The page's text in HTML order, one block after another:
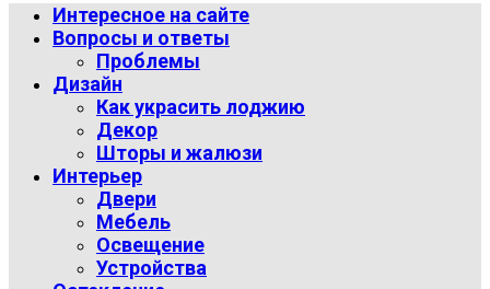
Интересное на сайте
Вопросы и ответы
Проблемы
Дизайн
Как украсить лоджию
Декор
Шторы и жалюзи
Интерьер
Двери
Мебель
Освещение
Устройства